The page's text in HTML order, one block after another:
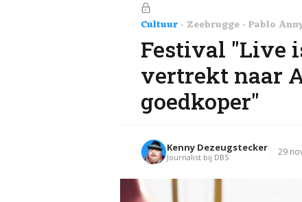
Cultuur Zeebrugge Pablo
Festival "Live
vertrekt naar
goedkoper"
Kenny Dezeugstecker
Journalist bij DBS 29